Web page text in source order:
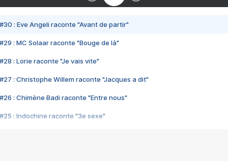
#30 : Eve Angeli raconte "Avant de partir"
#29 : MC Solaar raconte "Bouge de là"
#28 : Lorie raconte "Je vais vite"
#27 : Christophe Willem raconte "Jacques a dit"
#26 : Chimène Badi raconte "Entre nous"
#25 : Indochine raconte "3e sexe"